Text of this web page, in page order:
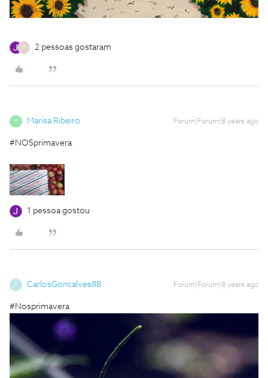
M 2 pessoas gostaram
M Marisa Ribeiro Forum|Forum|8 years ago
#NOSprimavera
1 pessoa gostou
C CarlosGoncalves88 Forum|Forum|8 years ago
#Nosprimavera